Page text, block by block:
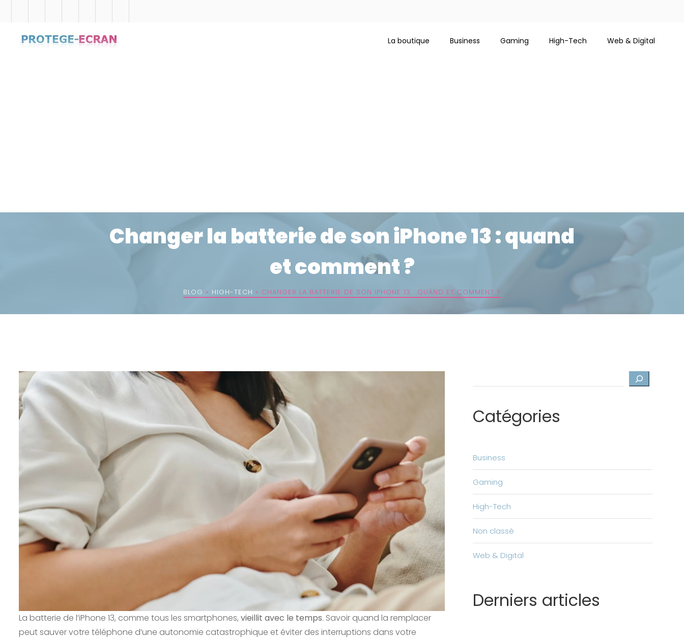
La boutique Business Gaming High-Tech Web & Digital
Changer la batterie de son iPhone 13 : quand
et comment ?
BLOG » HIGH-TECH » CHANGER LA BATTERIE DE SON IPHONE 13 : QUAND ET COMMENT ?
La batterie de l’iPhone 13, comme tous les smartphones, vieillit avec le temps. Savoir quand la remplacer
peut sauver votre téléphone d’une autonomie catastrophique et éviter des interruptions dans votre
Catégories
Business
Gaming
High-Tech
Non classé
Web & Digital
Derniers articles